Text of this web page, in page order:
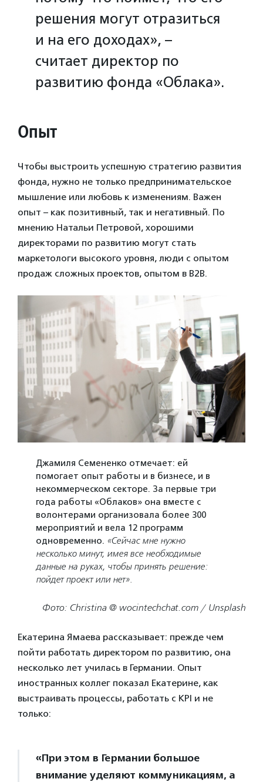
решения могут отразиться
и на его доходах», –
считает директор по
развитию фонда «Облака».
Опыт
Чтобы выстроить успешную стратегию развития
фонда, нужно не только предпринимательское
мышление или любовь к изменениям. Важен
опыт – как позитивный, так и негативный. По
мнению Натальи Петровой, хорошими
директорами по развитию могут стать
маркетологи высокого уровня, люди с опытом
продаж сложных проектов, опытом в B2B.
Джамиля Семененко отмечает: ей
помогает опыт работы и в бизнесе, и в
некоммерческом секторе. За первые три
года работы «Облаков» она вместе с
волонтерами организовала более 300
мероприятий и вела 12 программ
одновременно. «Сейчас мне нужно
несколько минут, имея все необходимые
данные на руках, чтобы принять решение:
пойдет проект или нет».
Фото: Christina @ wocintechchat.com / Unsplash
Екатерина Ямаева рассказывает: прежде чем
пойти работать директором по развитию, она
несколько лет училась в Германии. Опыт
иностранных коллег показал Екатерине, как
выстраивать процессы, работать с KPI и не
только:
«При этом в Германии большое
внимание уделяют коммуникациям, а